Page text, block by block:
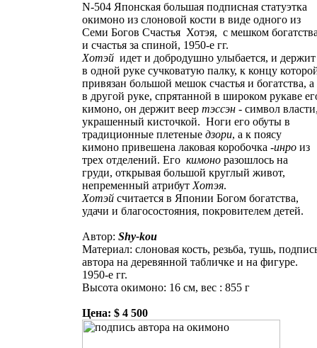
N-504 Японская большая подписная статуэтка
окимоно из слоновой кости в виде одного из
Семи Богов Счастья Хотэя, с мешком
и счастья за спиной, 1950-е гг.
Хотэйидет и добродушно улыбается, и держит
в одной руке сучковатую палку, к концу
привязан большой мешок счастья и богатства, а
в другой руке, спрятанной в широком рукаве
кимоно, он держит веер тэссэн - символ
украшенный кисточкой. Ноги его обуты в
традиционные плетеные дзори, а к поясу
кимоно привешена лаковая коробочка -инроиз
трех отделений. Его кимоноразошлось на
груди, открывая большой круглый живот,
непременный атрибут Хотэя.
Хотэйсчитается в Японии Богом богатства,
удачи и благосостояния, покровителем детей.
Автор: Shy-kou
Материал: слоновая кость, резьба, тушь,
автора на деревянной табличке и на фигуре.
1950-е гг.
Высота окимоно: 16 см, вес : 855 г
Цена: $ 4 500